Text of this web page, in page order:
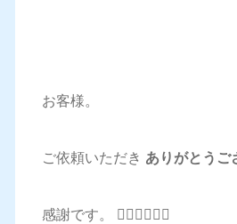
お客様。
ご依頼いただき ありがとうご
感謝です。 🙇‍♂️🙇‍♂️🙇‍♂️